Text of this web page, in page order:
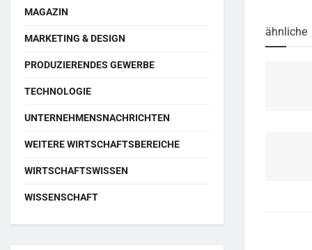
ähnliche
MAGAZIN
MARKETING & DESIGN
PRODUZIERENDES GEWERBE
TECHNOLOGIE
UNTERNEHMENSNACHRICHTEN
WEITERE WIRTSCHAFTSBEREICHE
WIRTSCHAFTSWISSEN
WISSENSCHAFT